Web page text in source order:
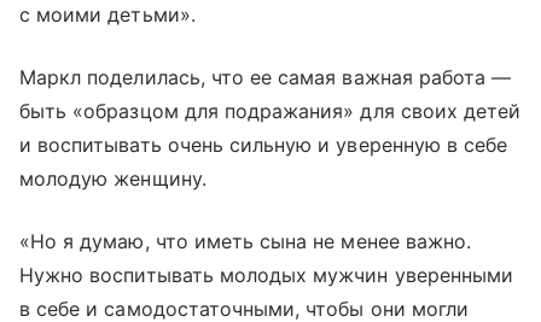
с моими детьми».
Маркл поделилась, что ее самая важная работа —
быть «образцом для подражания» для своих детей
и воспитывать очень сильную и уверенную в себе
молодую женщину.
«Но я думаю, что иметь сына не менее важно.
Нужно воспитывать молодых мужчин уверенными
в себе и самодостаточными, чтобы они могли